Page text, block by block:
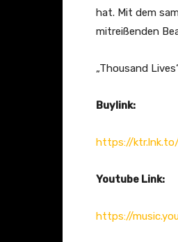
hat. Mit dem
mitreißenden
„Thousand
Buylink:
https://
Youtube Link:
https://